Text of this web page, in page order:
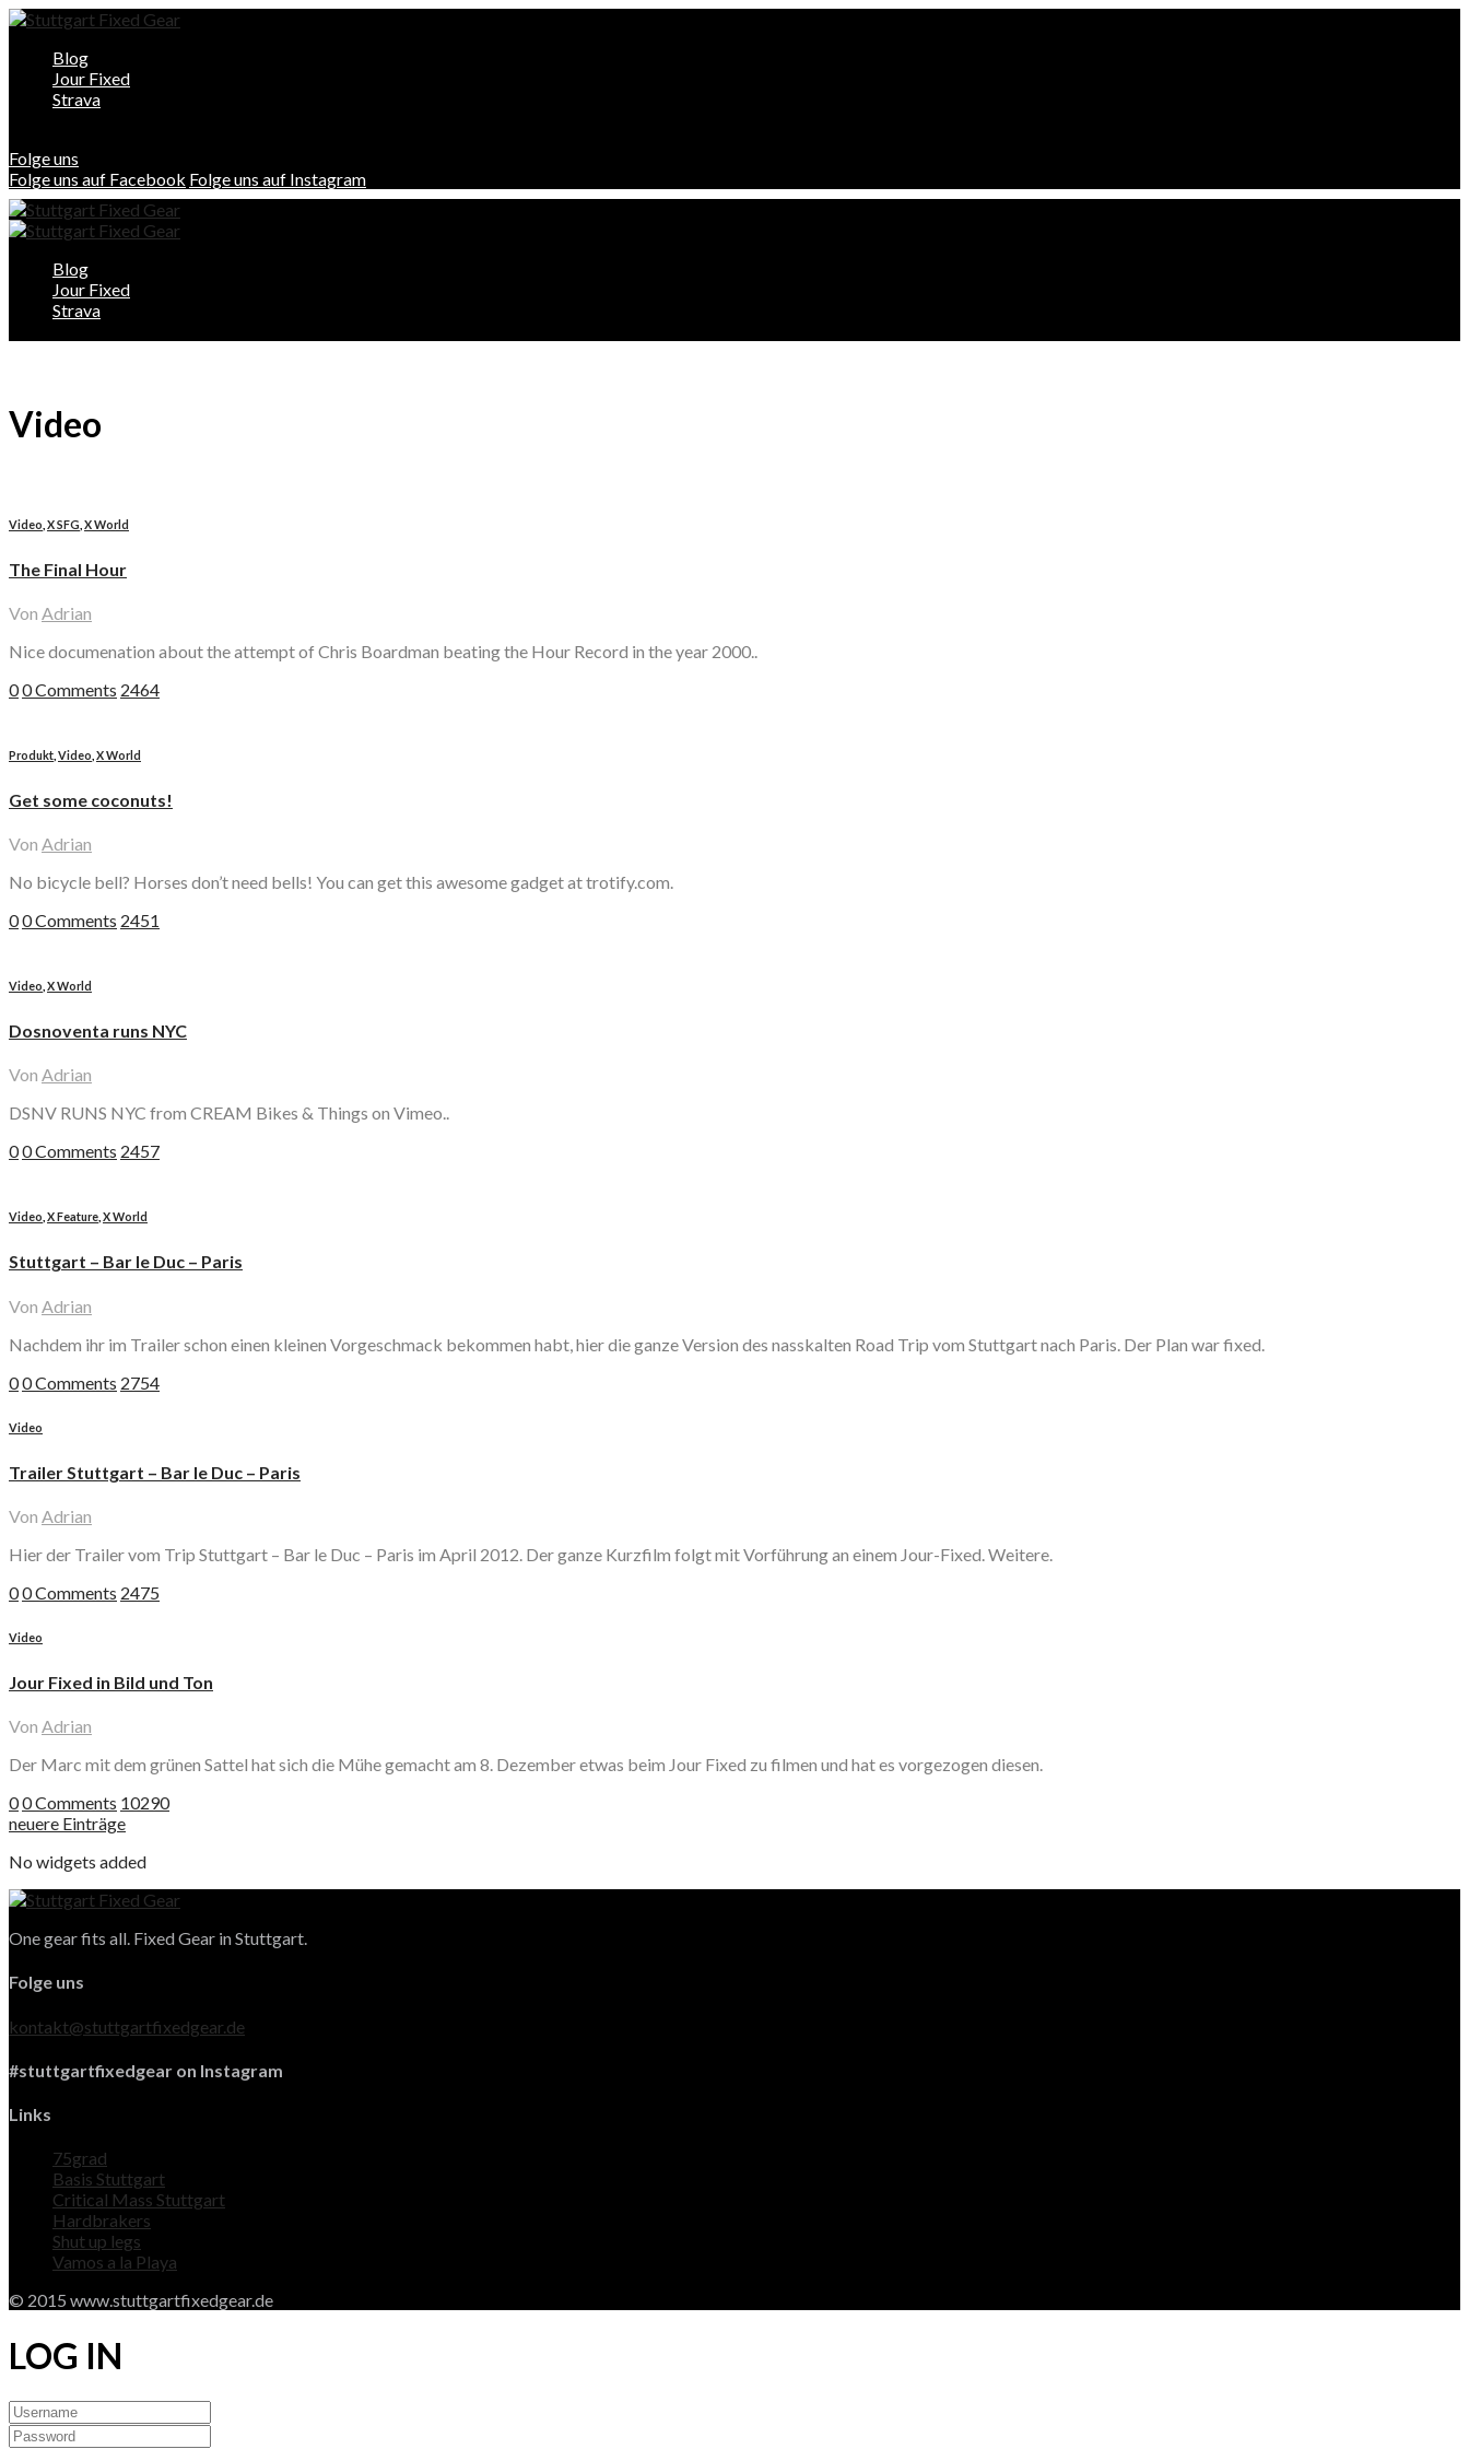
Blog
Jour Fixed
Strava
Folge uns
Folge uns auf Facebook Folge uns auf Instagram
Blog
Jour Fixed
Strava
Video
Video X SFG X World
The Final Hour
Von Adrian
Nice documenation about the attempt of Chris Boardman beating the Hour Record in the year 2000..
00 Comments 2464
Produkt Video X World
Get some coconuts!
Von Adrian
No bicycle bell? Horses don’t need bells! You can get this awesome gadget at trotify.com.
00 Comments 2451
Video X World
Dosnoventa runs NYC
Von Adrian
DSNV RUNS NYC from CREAM Bikes & Things on Vimeo..
00 Comments 2457
Video X Feature X World
Stuttgart – Bar le Duc – Paris
Von Adrian
Nachdem ihr im Trailer schon einen kleinen Vorgeschmack bekommen habt, hier die ganze Version des nasskalten Road Trip vom Stuttgart nach Paris. Der Plan war fixed.
00 Comments 2754
Video
Trailer Stuttgart – Bar le Duc – Paris
Von Adrian
Hier der Trailer vom Trip Stuttgart – Bar le Duc – Paris im April 2012. Der ganze Kurzfilm folgt mit Vorführung an einem Jour-Fixed. Weitere.
00 Comments 2475
Video
Jour Fixed in Bild und Ton
Von Adrian
Der Marc mit dem grünen Sattel hat sich die Mühe gemacht am 8. Dezember etwas beim Jour Fixed zu filmen und hat es vorgezogen diesen.
00 Comments 10290
neuere Einträge
No widgets added
One gear fits all. Fixed Gear in Stuttgart.
Folge uns
kontakt@stuttgartfixedgear.de
#stuttgartfixedgear on Instagram
Links
75grad
Basis Stuttgart
Critical Mass Stuttgart
Hardbrakers
Shut up legs
Vamos a la Playa
© 2015 www.stuttgartfixedgear.de
LOG IN